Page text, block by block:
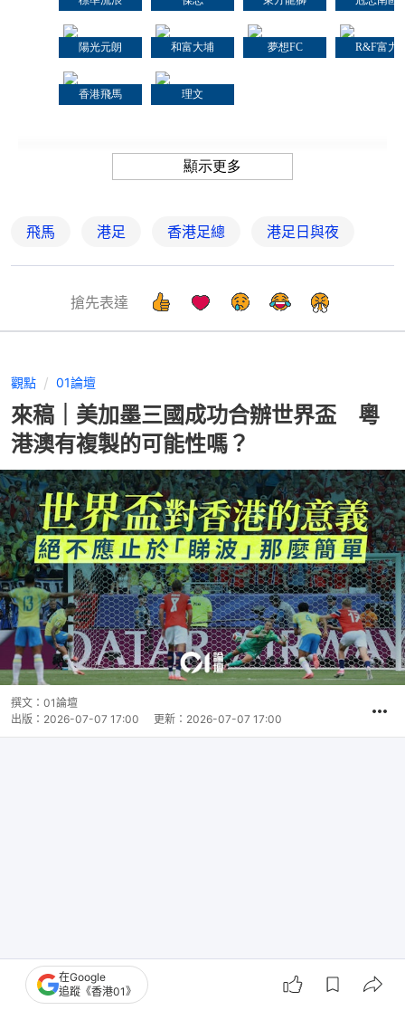
飛馬 港足 香港足總 港足日與夜
搶先表達
觀點 01論壇
來稿｜美加墨三國成功合辦世界盃 粵
港澳有複製的可能性嗎？
撰文： 01論壇
出版： 2026-07-07 17:00 更新： 2026-07-07 17:00
在Google
追蹤《香港01》